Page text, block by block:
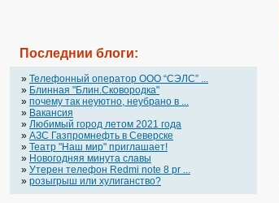
Последнии блоги:
» Телефонный оператор OOO “СЭЛС” ...
» Блинная "Блин.Сковородка"
» почему так неуютно, неубрано в ...
» Вакансия
» Любимый город летом 2021 года
» АЗС Газпромнефть в Северске
» Театр "Наш мир" приглашает!
» Новогодняя минута славы
» Утерен телефон Redmi note 8 pr ...
» розыгрыш или хулиганство?